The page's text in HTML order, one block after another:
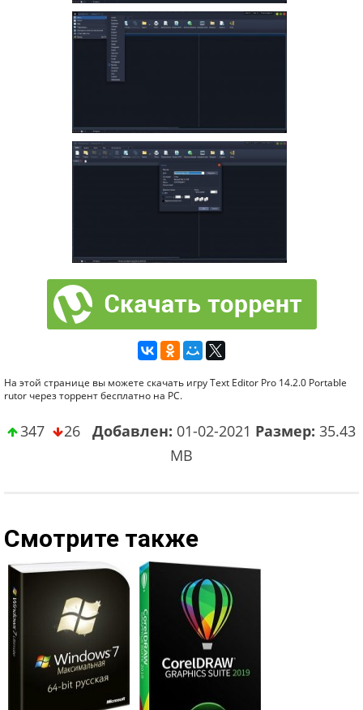
На этой странице вы можете скачать игру Text Editor Pro 14.2.0 Portable
rutor через торрент бесплатно на PC.
347 26 Добавлен: 01-02-2021 Размер: 35.43
MB
Смотрите также